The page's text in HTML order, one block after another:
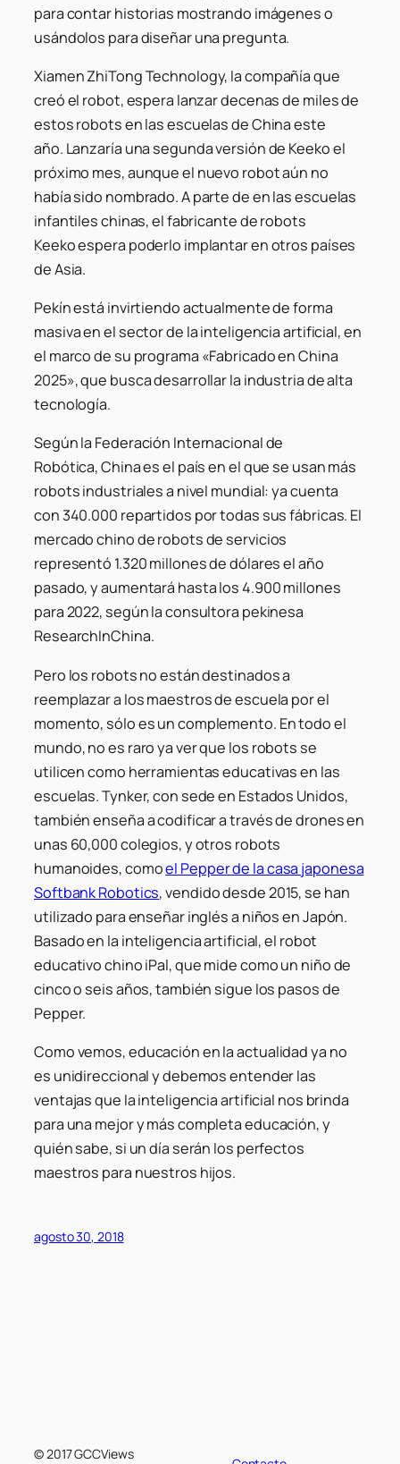
para contar historias mostrando imágenes o
usándolos para diseñar una pregunta.
Xiamen ZhiTong Technology, la compañía que
creó el robot, espera lanzar decenas de miles de
estos robots en las escuelas de China este
año. Lanzaría una segunda versión de Keeko el
próximo mes, aunque el nuevo robot aún no
había sido nombrado. A parte de en las escuelas
infantiles chinas, el fabricante de robots
Keeko espera poderlo implantar en otros países
de Asia.
Pekín está invirtiendo actualmente de forma
masiva en el sector de la inteligencia artificial, en
el marco de su programa «Fabricado en China
2025», que busca desarrollar la industria de alta
tecnología.
Según la Federación Internacional de
Robótica, China es el país en el que se usan más
robots industriales a nivel mundial: ya cuenta
con 340.000 repartidos por todas sus fábricas. El
mercado chino de robots de servicios
representó 1.320 millones de dólares el año
pasado, y aumentará hasta los 4.900 millones
para 2022, según la consultora pekinesa
ResearchInChina.
Pero los robots no están destinados a
reemplazar a los maestros de escuela por el
momento, sólo es un complemento. En todo el
mundo, no es raro ya ver que los robots se
utilicen como herramientas educativas en las
escuelas. Tynker, con sede en Estados Unidos,
también enseña a codificar a través de drones en
unas 60,000 colegios, y otros robots
humanoides, comoel Pepper de la casa japonesa
Softbank Robotics, vendido desde 2015, se han
utilizado para enseñar inglés a niños en Japón.
Basado en la inteligencia artificial, el robot
educativo chino iPal, que mide como un niño de
cinco o seis años, también sigue los pasos de
Pepper.
Como vemos, educación en la actualidad ya no
es unidireccional y debemos entender las
ventajas que la inteligencia artificial nos brinda
para una mejor y más completa educación, y
quién sabe, si un día serán los perfectos
maestros para nuestros hijos.
agosto 30, 2018
© 2017 GCCViews